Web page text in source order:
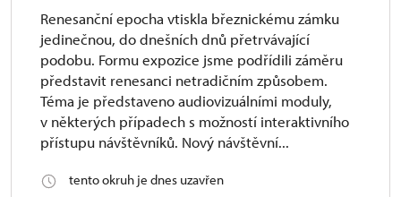
Renesanční epocha vtiskla březnickému zámku
jedinečnou, do dnešních dnů přetrvávající
podobu. Formu expozice jsme podřídili záměru
představit renesanci netradičním způsobem.
Téma je představeno audiovizuálními moduly,
v některých případech s možností interaktivního
přístupu návštěvníků. Nový návštěvní...
tento okruh je dnes uzavřen